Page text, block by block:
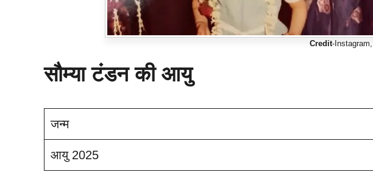
Credit-Instagram,
सौम्या टंडन की आयु
जन्म
आयु 2025